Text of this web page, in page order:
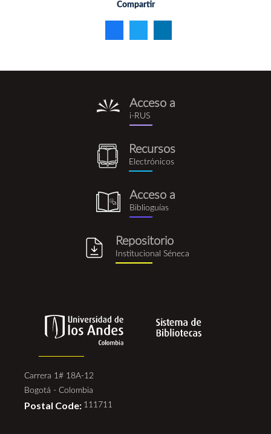
Compartir
i-
rus.png
Acceso a
i-RUS
recursos_electronicos.png
Recursos
Electrónicos
biblioguia.png
Acceso a
Biblioguías
Repositorio
Institucional Séneca
Carrera 1# 18A-12
Bogotá - Colombia
Postal Code: 111711